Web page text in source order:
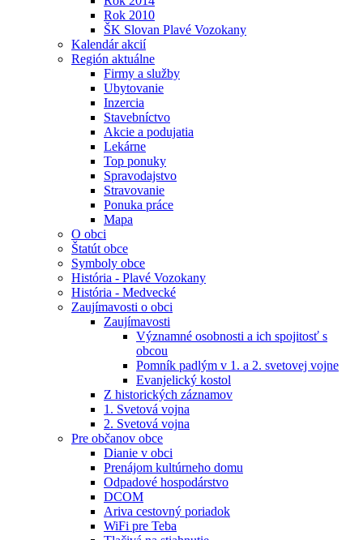
Rok 2010
ŠK Slovan Plavé Vozokany
Kalendár akcií
Región aktuálne
Firmy a služby
Ubytovanie
Inzercia
Stavebníctvo
Akcie a podujatia
Lekárne
Top ponuky
Spravodajstvo
Stravovanie
Ponuka práce
Mapa
O obci
Štatút obce
Symboly obce
História - Plavé Vozokany
História - Medvecké
Zaujímavosti o obci
Zaujímavosti
Významné osobnosti a ich spojitosť s
obcou
Pomník padlým v 1. a 2. svetovej vojne
Evanjelický kostol
Z historických záznamov
1. Svetová vojna
2. Svetová vojna
Pre občanov obce
Dianie v obci
Prenájom kultúrneho domu
Odpadové hospodárstvo
DCOM
Ariva cestovný poriadok
WiFi pre Teba